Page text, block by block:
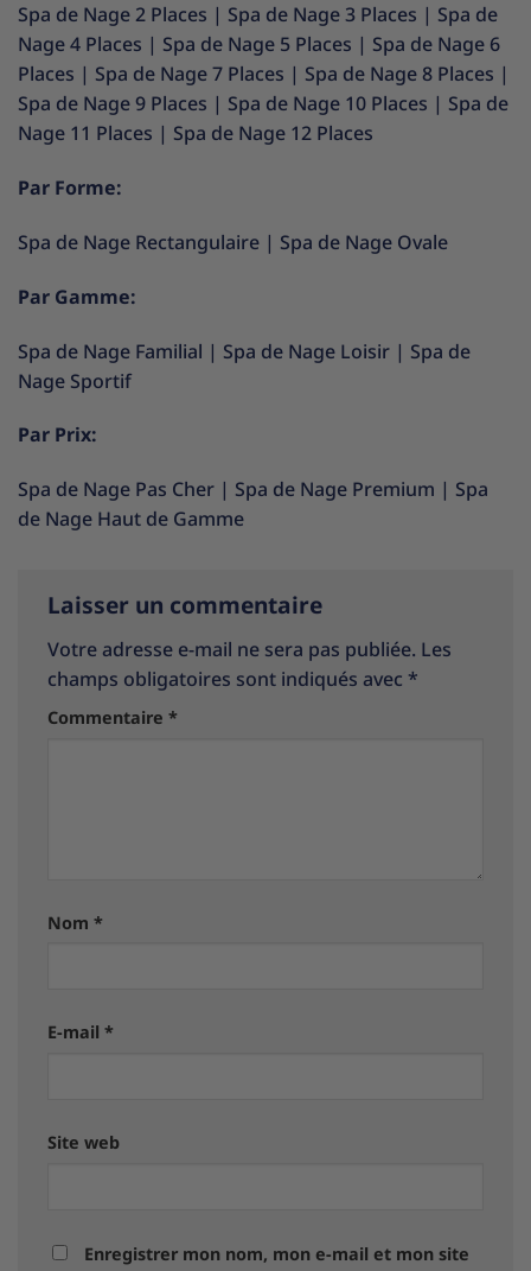
Spa de Nage 2 Places | Spa de Nage 3 Places | Spa de
Nage 4 Places | Spa de Nage 5 Places | Spa de Nage 6
Places | Spa de Nage 7 Places | Spa de Nage 8 Places |
Spa de Nage 9 Places | Spa de Nage 10 Places | Spa de
Nage 11 Places | Spa de Nage 12 Places
Par Forme:
Spa de Nage Rectangulaire | Spa de Nage Ovale
Par Gamme:
Spa de Nage Familial | Spa de Nage Loisir | Spa de
Nage Sportif
Par Prix:
Spa de Nage Pas Cher | Spa de Nage Premium | Spa
de Nage Haut de Gamme
Laisser un commentaire
Votre adresse e-mail ne sera pas publiée. Les
champs obligatoires sont indiqués avec *
Commentaire *
Nom *
E-mail *
Site web
Enregistrer mon nom, mon e-mail et mon site